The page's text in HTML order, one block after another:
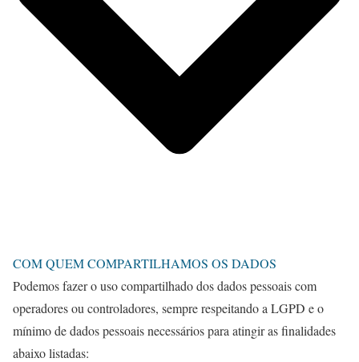
COM QUEM COMPARTILHAMOS OS DADOS
Podemos fazer o uso compartilhado dos dados pessoais com
operadores ou controladores, sempre respeitando a LGPD e o
mínimo de dados pessoais necessários para atingir as finalidades
abaixo listadas: